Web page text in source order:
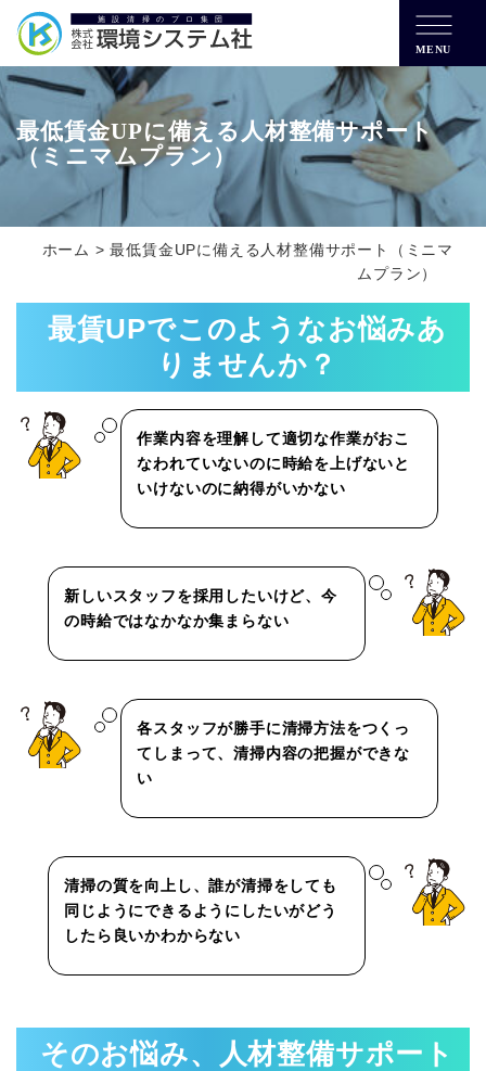
MENU
最低賃金UPに備える人材整備サポート
（ミニマムプラン）
ホーム >最低賃金UPに備える人材整備サポート（ミニマ
ムプラン）
最賃UPでこのようなお悩みあ
りませんか？
作業内容を理解して適切な作業がおこ
なわれていないのに時給を上げないと
いけないのに納得がいかない
新しいスタッフを採用したいけど、今
の時給ではなかなか集まらない
各スタッフが勝手に清掃方法をつくっ
てしまって、清掃内容の把握ができな
い
清掃の質を向上し、誰が清掃をしても
同じようにできるようにしたいがどう
したら良いかわからない
そのお悩み、人材整備サポート